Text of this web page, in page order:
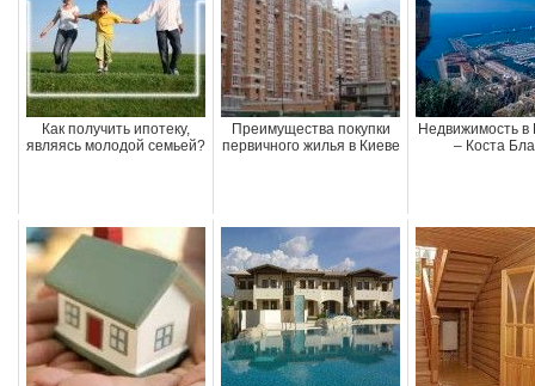
Как получить ипотеку,
являясь молодой семьей?
Преимущества покупки
первичного жилья в Киеве
Недвижимость в
– Коста